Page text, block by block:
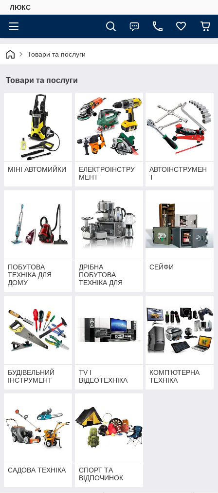
ЛЮКС
Товари та послуги
Товари та послуги
МІНІ АВТОМИЙКИ
ЕЛЕКТРОІНСТРУ
МЕНТ
АВТОІНСТРУМЕН
Т
ПОБУТОВА
ТЕХНІКА ДЛЯ
ДОМУ
ДРІБНА
ПОБУТОВА
ТЕХНІКА ДЛЯ
СЕЙФИ
БУДІВЕЛЬНИЙ
ІНСТРУМЕНТ
TV І
ВІДЕОТЕХНІКА
КОМП‘ЮТЕРНА
ТЕХНІКА
САДОВА ТЕХНІКА
СПОРТ ТА
ВІДПОЧИНОК